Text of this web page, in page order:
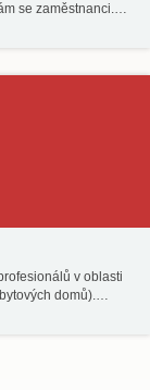
se zaměstnanci.…
v oblasti
domů).…